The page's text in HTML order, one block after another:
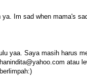
Im sad when mama's
yaa. Saya masih harus
atau